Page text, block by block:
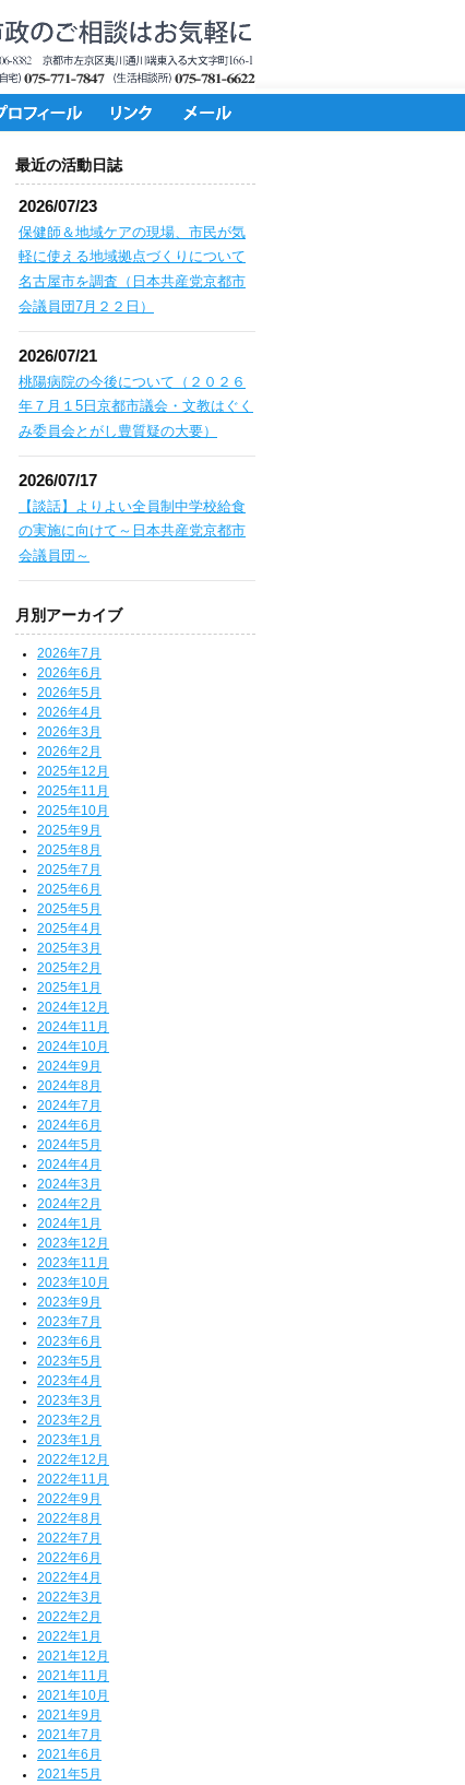
最近の活動日誌
2026/07/23
保健師＆地域ケアの現場、市民が気
軽に使える地域拠点づくりについて
名古屋市を調査（日本共産党京都市
会議員団7月２２日）
2026/07/21
桃陽病院の今後について（２０２６
年７月１5日京都市議会・文教はぐく
み委員会とがし豊質疑の大要）
2026/07/17
【談話】よりよい全員制中学校給食
の実施に向けて～日本共産党京都市
会議員団～
月別アーカイブ
2026年7月
2026年6月
2026年5月
2026年4月
2026年3月
2026年2月
2025年12月
2025年11月
2025年10月
2025年9月
2025年8月
2025年7月
2025年6月
2025年5月
2025年4月
2025年3月
2025年2月
2025年1月
2024年12月
2024年11月
2024年10月
2024年9月
2024年8月
2024年7月
2024年6月
2024年5月
2024年4月
2024年3月
2024年2月
2024年1月
2023年12月
2023年11月
2023年10月
2023年9月
2023年7月
2023年6月
2023年5月
2023年4月
2023年3月
2023年2月
2023年1月
2022年12月
2022年11月
2022年9月
2022年8月
2022年7月
2022年6月
2022年4月
2022年3月
2022年2月
2022年1月
2021年12月
2021年11月
2021年10月
2021年9月
2021年7月
2021年6月
2021年5月